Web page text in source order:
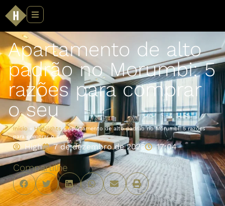
Apartamento de alto
padrão no Morumbi: 5
razões para comprar
o seu
Início » Highlights »Apartamento de alto padrão no Morumbi: 5 razões
para comprar o seu
High 7 de dezembro de 2023 17:04
Compartilhe